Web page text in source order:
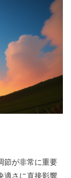
節が非常に重要
適さに直接影響